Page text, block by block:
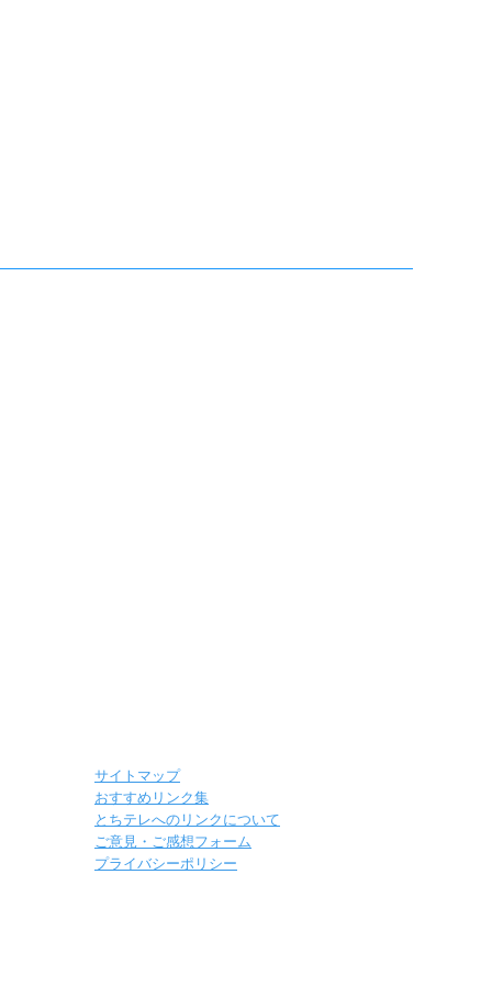
サイトマップ
おすすめリンク集
とちテレへのリンクについて
ご意見・ご感想フォーム
プライバシーポリシー